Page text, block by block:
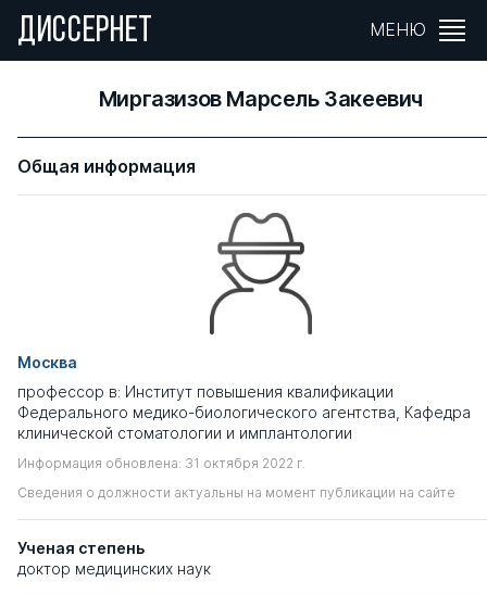
ДИССЕРНЕТ МЕНЮ
Миргазизов Марсель Закеевич
Общая информация
Москва
профессор в: Институт повышения квалификации
Федерального медико-биологического агентства, Кафедра
клинической стоматологии и имплантологии
Информация обновлена: 31 октября 2022 г.
Сведения о должности актуальны на момент публикации на сайте
Ученая степень
доктор медицинских наук